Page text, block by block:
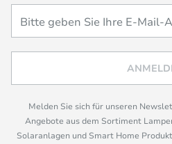
Melden Sie sich für unseren
Angebote aus dem Sortiment
Solaranlagen und Smart Home